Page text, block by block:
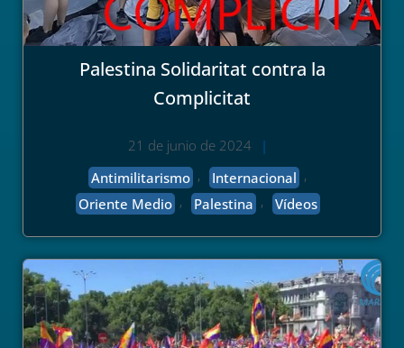
Palestina Solidaritat contra la
Complicitat
21 de junio de 2024
|
Antimilitarismo , Internacional ,
Oriente Medio , Palestina , Vídeos